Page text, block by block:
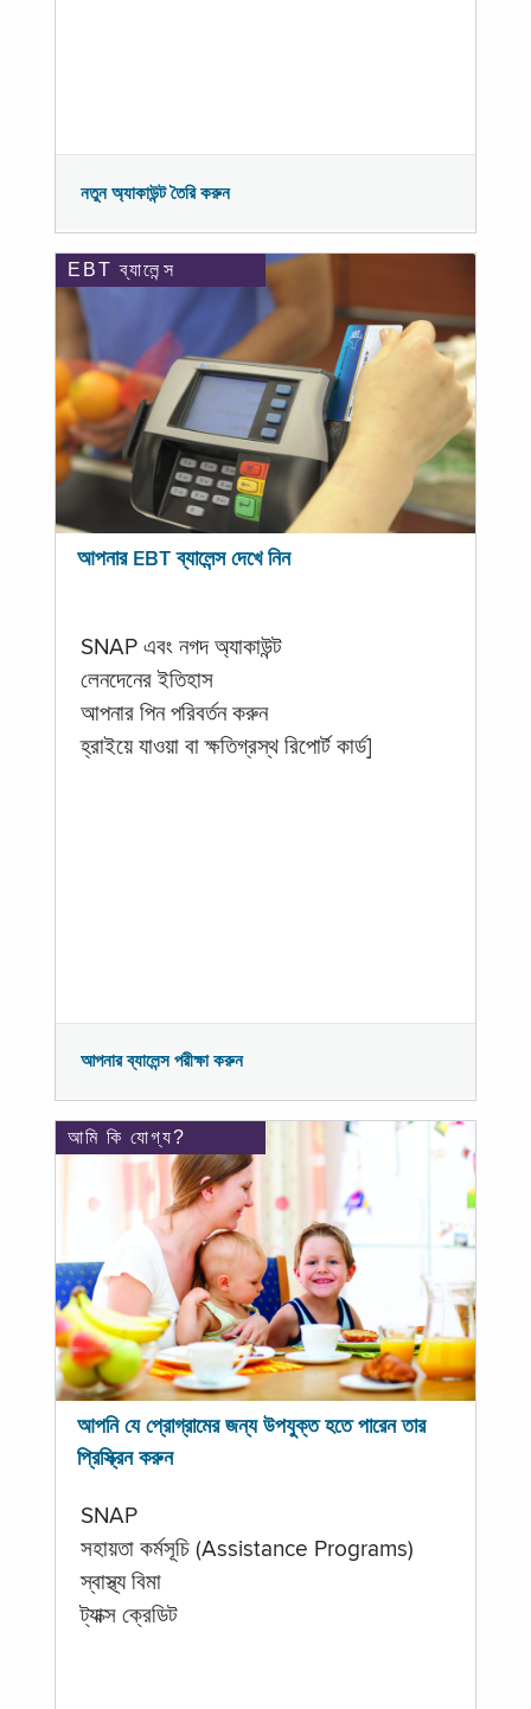
নতুন অ্যাকাউন্ট তৈরি করুন
EBT ব্যালেন্স
আপনার EBT ব্যালেন্স দেখে নিন
SNAP এবং নগদ অ্যাকাউন্ট
লেনদেনের ইতিহাস
আপনার পিন পরিবর্তন করুন
হ্রাইয়ে যাওয়া বা ক্ষতিগ্রস্থ রিপোর্ট কার্ড]
আপনার ব্যালেন্স পরীক্ষা করুন
আমি কি যোগ্য?
আপনি যে প্রোগ্রামের জন্য উপযুক্ত হতে পারেন তার
প্রিস্ক্রিন করুন
SNAP
সহায়তা কর্মসূচি (Assistance Programs)
স্বাস্থ্য বিমা
ট্যাক্স ক্রেডিট